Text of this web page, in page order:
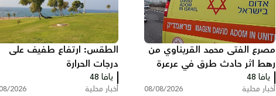
مصرع الفتى محمد القريناوي من
رهط اثر حادث طرق في عرعرة
النقب
يافا 48
أخبار محلية 08/08/2026
الطقس: ارتفاع طفيف على
درجات الحرارة
يافا 48
أخبار محلية 2026